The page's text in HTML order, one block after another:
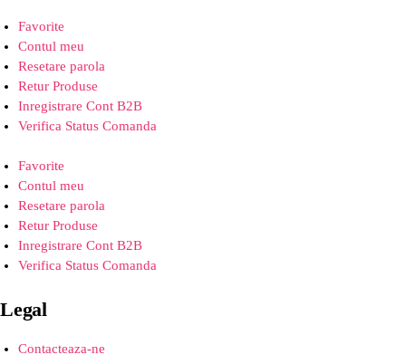
Favorite
Contul meu
Resetare parola
Retur Produse
Inregistrare Cont B2B
Verifica Status Comanda
Favorite
Contul meu
Resetare parola
Retur Produse
Inregistrare Cont B2B
Verifica Status Comanda
Legal
Contacteaza-ne